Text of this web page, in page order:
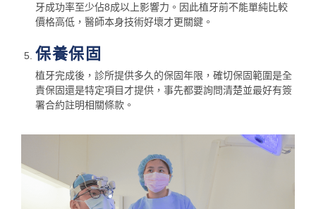
牙成功率至少佔8成以上影響力。因此植牙前不能單純比較
價格高低，醫師本身技術好壞才更關鍵。
保養保固
植牙完成後，診所提供多久的保固年限，確切保固範圍是全
責保固還是特定項目才提供，事先都要詢問清楚並最好有簽
署合約註明相關條款。